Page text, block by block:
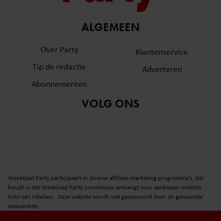
informatie over uw gebruik van onze site met onze
partners voor social media, adverteren en analyse. Deze
informatie die u aan ze heeft verstrekt of die ze hebben
gaat akkoord met onze cookies als u onze website blijft
gebruiken.
ALGEMEEN
Over Party
Tip de redactie
Abonnementen
Klantenservice
Adverteren
VOLG ONS
Weekblad Party participeert in diverse affiliate marketing programma’s, dat
houdt in dat Weekblad Party commissies ontvangt voor aankopen middels
links van retailers. Deze website wordt niet gesponsord door de genoemde
webwinkels.